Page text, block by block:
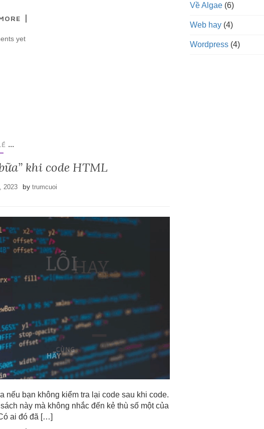
yet
...
khi code HTML
2023 bytrumcuoi
bạn không kiểm tra lại code sau khi code.
này mà không nhắc đến kẻ thù số một của
ai đó đã […]
Về Algae(6)
Web hay(4)
Wordpress(4)